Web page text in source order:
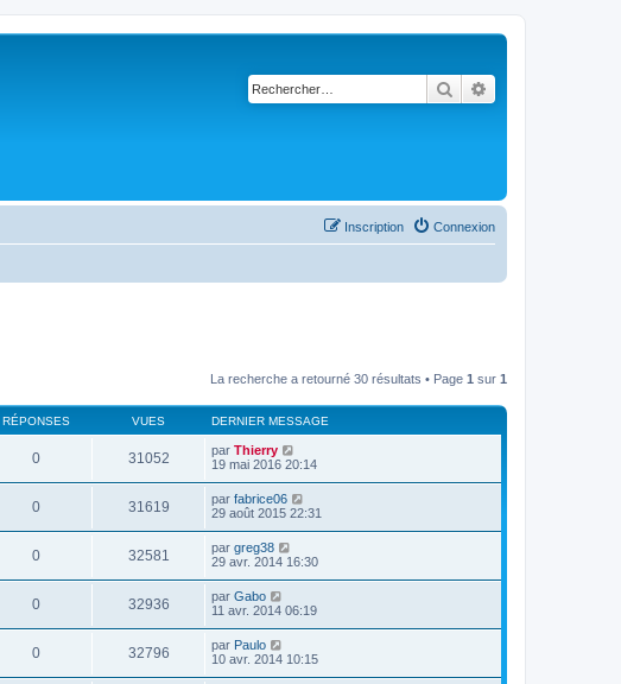
Rechercher
Connexion
Inscription
La recherche a retourné 30 résultats • Page 1 sur 1
RÉPONSES VUES DERNIER MESSAGE
0 31052 par Thierry
19 mai 2016 20:14
0 31619 par fabrice06
29 août 2015 22:31
0 32581 par greg38
29 avr. 2014 16:30
0 32936 par Gabo
11 avr. 2014 06:19
0 32796 par Paulo
10 avr. 2014 10:15